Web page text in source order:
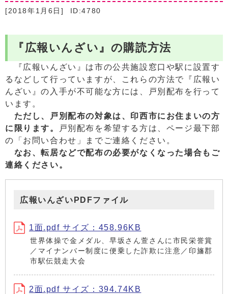
[2018年1月6日] ID:4780
『広報いんざい』の購読方法
『広報いんざい』は市の公共施設窓口や駅に設置す
るなどして行っていますが、これらの方法で『広報い
んざい』の入手が不可能な方には、戸別配布を行って
います。
ただし、戸別配布の対象は、印西市にお住まいの方
に限ります。
戸別配布を希望する方は、ページ最下部
の「お問い合わせ」までご連絡ください。
なお、転居などで配布の必要がなくなった場合もご
連絡ください。
広報いんざいPDFファイル
1面.pdf サイズ：458.96KB
世界体操で金メダル、早坂さん萱さんに市民栄誉賞
／マイナンバー制度に便乗した詐欺に注意／印旛郡
市駅伝競走大会
2面.pdf サイズ：394.74KB